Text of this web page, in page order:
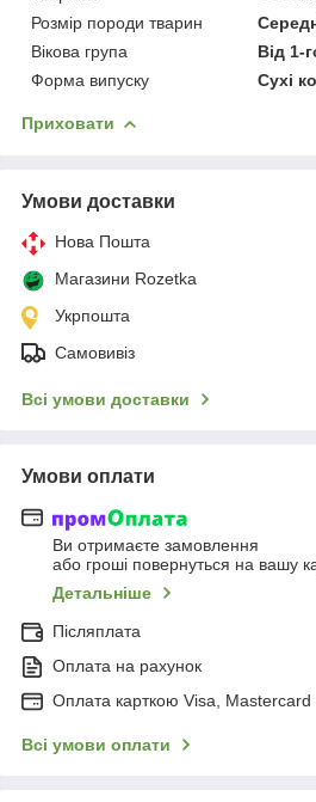
Розмір породи тварин
Вікова група
Від 1-
Форма випуску
Сухі
Приховати
Умови доставки
Нова Пошта
Магазини Rozetka
Укрпошта
Самовивіз
Всі умови доставки
Умови оплати
Ви отримаєте замовлення
або гроші повернуться на вашу
Детальніше
Післяплата
Оплата на рахунок
Оплата карткою Visa, Mastercard
Всі умови оплати